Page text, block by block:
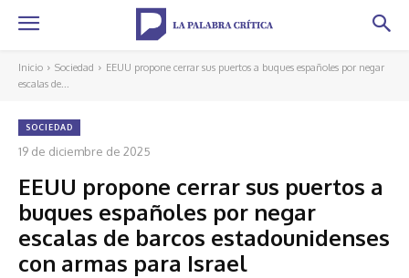
Inicio Sociedad
EEUU propone cerrar sus puertos a buques españoles por negar
escalas de...
SOCIEDAD
19 de diciembre de 2025
EEUU propone cerrar sus puertos a
buques españoles por negar
escalas de barcos estadounidenses
con armas para Israel